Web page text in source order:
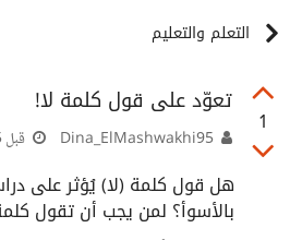
التعلم والتعليم
1
تعوّد على قول كلمة لا!
قبل 5 سنوات
هل قول كلمة (لا) يُؤثر على
بالأسوأ؟ لمن يجب أن تقول